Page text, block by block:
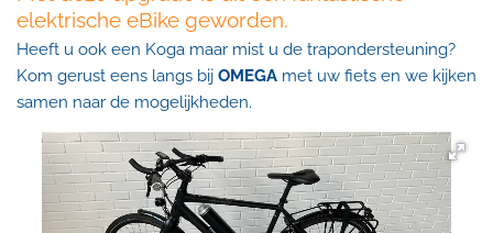
elektrische eBike geworden.
Heeft u ook een Koga maar mist u de trapondersteuning?
Kom gerust eens langs bij OMEGA met uw fiets en we kijken
samen naar de mogelijkheden.